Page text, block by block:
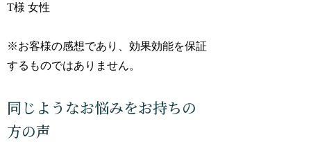
T様 女性
※お客様の感想であり、効果効能を保証
するものではありません。